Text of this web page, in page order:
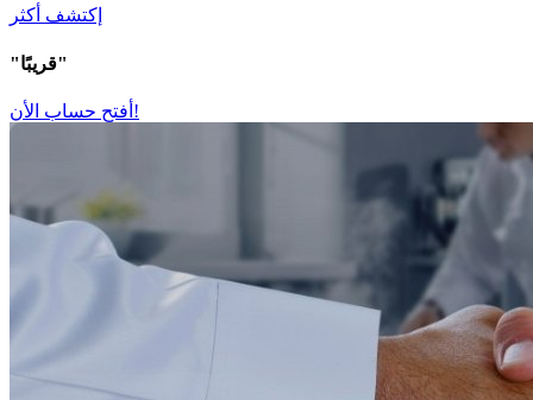
إكتشف أكثر
"قريبًا"
أفتح حساب الأن!